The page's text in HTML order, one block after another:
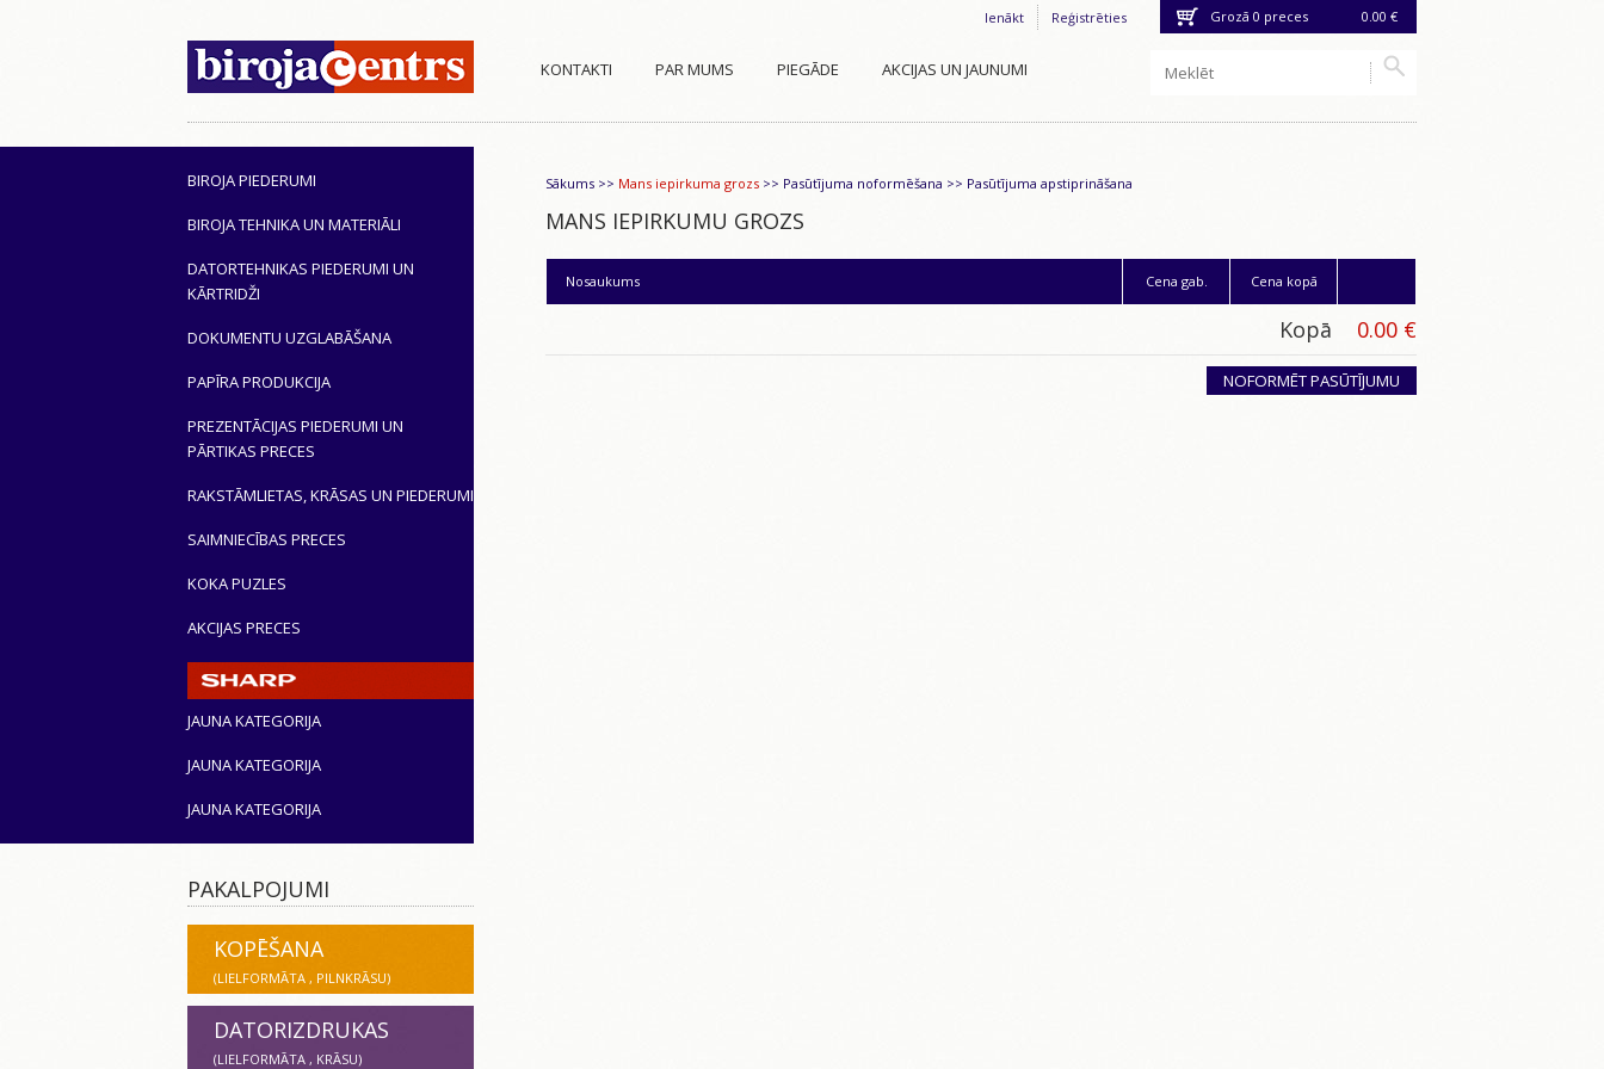
Grozā 0 preces 0.00 €
Ienākt Reģistrēties
KONTAKTI PAR MUMS PIEGĀDE AKCIJAS UN JAUNUMI
BIROJA PIEDERUMI
BIROJA TEHNIKA UN MATERIĀLI
DATORTEHNIKAS PIEDERUMI UN
KĀRTRIDŽI
DOKUMENTU UZGLABĀŠANA
PAPĪRA PRODUKCIJA
PREZENTĀCIJAS PIEDERUMI UN
PĀRTIKAS PRECES
RAKSTĀMLIETAS, KRĀSAS UN PIEDERUMI
SAIMNIECĪBAS PRECES
KOKA PUZLES
AKCIJAS PRECES
JAUNA KATEGORIJA
JAUNA KATEGORIJA
JAUNA KATEGORIJA
Sākums >> Mans iepirkuma grozs >> Pasūtījuma noformēšana >> Pasūtījuma apstiprināšana
MANS IEPIRKUMU GROZS
Nosaukums Cena gab. Cena kopā
Kopā 0.00 €
NOFORMĒT PASŪTĪJUMU
PAKALPOJUMI
KOPĒŠANA
(LIELFORMĀTA , PILNKRĀSU)
DATORIZDRUKAS
(LIELFORMĀTA , KRĀSU)